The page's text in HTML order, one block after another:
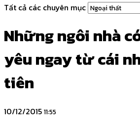
Tất cả các chuyên mục
Những ngôi nhà
yêu ngay từ cái
tiên
10/12/2015 11:55